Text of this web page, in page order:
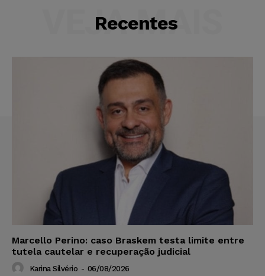
Recentes
VEJA MAIS
Marcello Perino: caso Braskem testa limite entre
tutela cautelar e recuperação judicial
Karina Silvério - 06/08/2026